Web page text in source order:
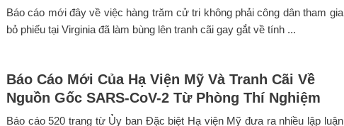
Báo cáo mới đây về việc hàng trăm cử tri không phải công dân tham gia
bỏ phiếu tại Virginia đã làm bùng lên tranh cãi gay gắt về tính ...
Báo Cáo Mới Của Hạ Viện Mỹ Và Tranh Cãi Về
Nguồn Gốc SARS-CoV-2 Từ Phòng Thí Nghiệm
Báo cáo 520 trang từ Ủy ban Đặc biệt Hạ viện Mỹ đưa ra nhiều lập luận